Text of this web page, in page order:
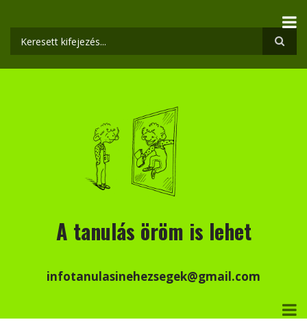
tartalomra
Keresés
A tanulás öröm is lehet
infotanulasinehezsegek@gmail.com